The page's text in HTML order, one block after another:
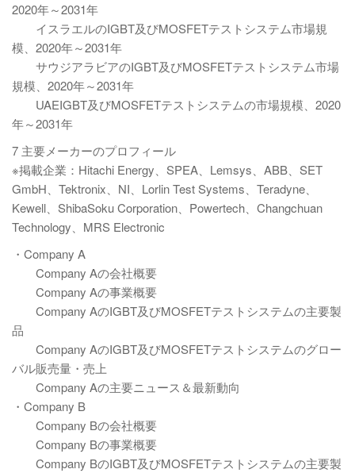
2020年～2031年
イスラエルのIGBT及びMOSFETテストシステム市場規
模、2020年～2031年
サウジアラビアのIGBT及びMOSFETテストシステム市場
規模、2020年～2031年
UAEIGBT及びMOSFETテストシステムの市場規模、2020
年～2031年
7 主要メーカーのプロフィール
※掲載企業：Hitachi Energy、SPEA、Lemsys、ABB、SET
GmbH、Tektronix、NI、Lorlin Test Systems、Teradyne、
Kewell、ShibaSoku Corporation、Powertech、Changchuan
Technology、MRS Electronic
・Company A
Company Aの会社概要
Company Aの事業概要
Company AのIGBT及びMOSFETテストシステムの主要製
品
Company AのIGBT及びMOSFETテストシステムのグロー
バル販売量・売上
Company Aの主要ニュース＆最新動向
・Company B
Company Bの会社概要
Company Bの事業概要
Company BのIGBT及びMOSFETテストシステムの主要製